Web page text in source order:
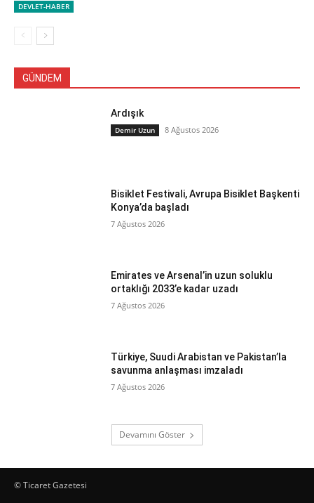
DEVLET-HABER
GÜNDEM
Ardışık
Demir Uzun 8 Ağustos 2026
Bisiklet Festivali, Avrupa Bisiklet Başkenti
Konya’da başladı
7 Ağustos 2026
Emirates ve Arsenal’in uzun soluklu
ortaklığı 2033’e kadar uzadı
7 Ağustos 2026
Türkiye, Suudi Arabistan ve Pakistan’la
savunma anlaşması imzaladı
7 Ağustos 2026
Devamını Göster
© Ticaret Gazetesi